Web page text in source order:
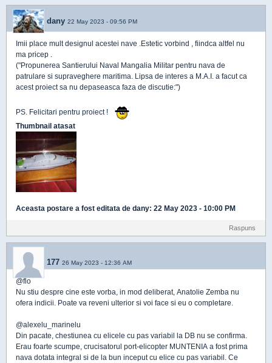
dany 22 May 2023 - 09:56 PM
Imii place mult designul acestei nave .Estetic vorbind , fiindca altfel nu
ma pricep .
("Propunerea Santierului Naval Mangalia Militar pentru nava de
patrulare si supraveghere maritima. Lipsa de interes a M.A.I. a facut ca
acest proiect sa nu depaseasca faza de discutie:")
PS. Felicitari pentru proiect !
Thumbnail atasat
Aceasta postare a fost editata de dany: 22 May 2023 - 10:00 PM
Raspuns
177 26 May 2023 - 12:36 AM
@flo
Nu stiu despre cine este vorba, in mod deliberat, Anatolie Zemba nu
ofera indicii. Poate va reveni ulterior si voi face si eu o completare.
@alexelu_marinelu
Din pacate, chestiunea cu elicele cu pas variabil la DB nu se confirma.
Erau foarte scumpe, crucisatorul port-elicopter MUNTENIA a fost prima
nava dotata integral si de la bun inceput cu elice cu pas variabil. Ce